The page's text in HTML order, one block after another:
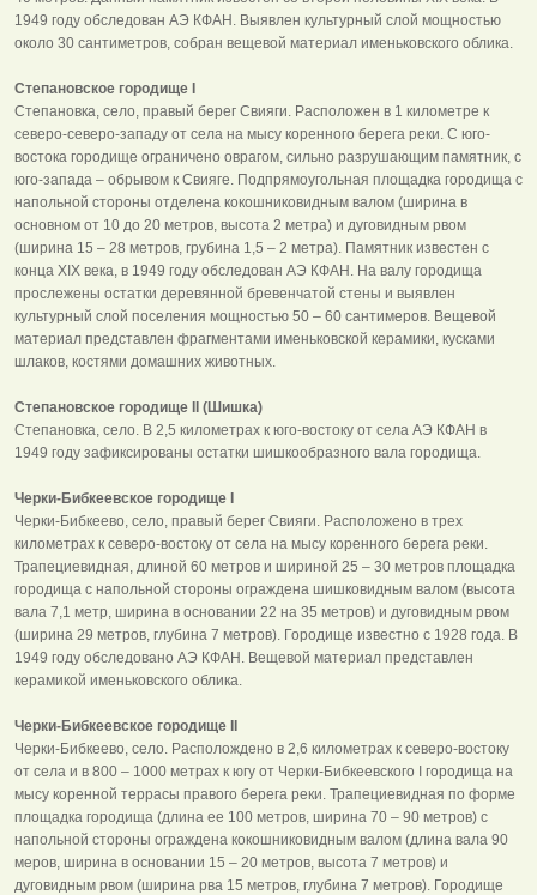
1949 году обследован АЭ КФАН. Выявлен культурный слой мощностью
около 30 сантиметров, собран вещевой материал именьковского облика.
Степановское городище I
Степановка, село, правый берег Свияги. Расположен в 1 километре к
северо-северо-западу от села на мысу коренного берега реки. С юго-
востока городище ограничено оврагом, сильно разрушающим памятник, с
юго-запада – обрывом к Свияге. Подпрямоугольная площадка городища с
напольной стороны отделена кокошниковидным валом (ширина в
основном от 10 до 20 метров, высота 2 метра) и дуговидным рвом
(ширина 15 – 28 метров, грубина 1,5 – 2 метра). Памятник известен с
конца ХIХ века, в 1949 году обследован АЭ КФАН. На валу городища
прослежены остатки деревянной бревенчатой стены и выявлен
культурный слой поселения мощностью 50 – 60 сантимеров. Вещевой
материал представлен фрагментами именьковской керамики, кусками
шлаков, костями домашних животных.
Степановское городище II (Шишка)
Степановка, село. В 2,5 километрах к юго-востоку от села АЭ КФАН в
1949 году зафиксированы остатки шишкообразного вала городища.
Черки-Бибкеевское городище I
Черки-Бибкеево, село, правый берег Свияги. Расположено в трех
километрах к северо-востоку от села на мысу коренного берега реки.
Трапециевидная, длиной 60 метров и шириной 25 – 30 метров площадка
городища с напольной стороны ограждена шишковидным валом (высота
вала 7,1 метр, ширина в основании 22 на 35 метров) и дуговидным рвом
(ширина 29 метров, глубина 7 метров). Городище известно с 1928 года. В
1949 году обследовано АЭ КФАН. Вещевой материал представлен
керамикой именьковского облика.
Черки-Бибкеевское городище II
Черки-Бибкеево, село. Располождено в 2,6 километрах к северо-востоку
от села и в 800 – 1000 метрах к югу от Черки-Бибкеевского I городища на
мысу коренной террасы правого берега реки. Трапециевидная по форме
площадка городища (длина ее 100 метров, ширина 70 – 90 метров) с
напольной стороны ограждена кокошниковидным валом (длина вала 90
меров, ширина в основании 15 – 20 метров, высота 7 метров) и
дуговидным рвом (ширина рва 15 метров, глубина 7 метров). Городище